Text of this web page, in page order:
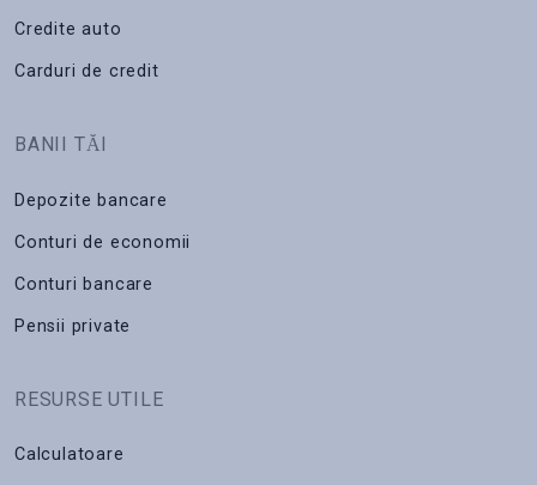
Credite auto
Carduri de credit
BANII TĂI
Depozite bancare
Conturi de economii
Conturi bancare
Pensii private
RESURSE UTILE
Calculatoare